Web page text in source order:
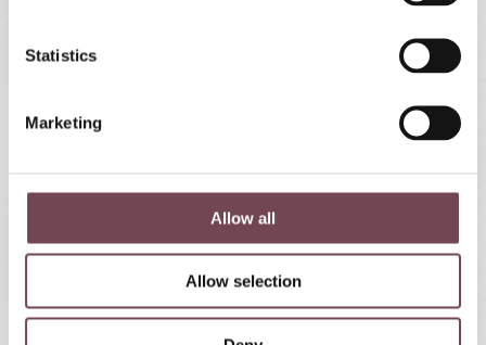
Statistics
Marketing
Allow all
Allow selection